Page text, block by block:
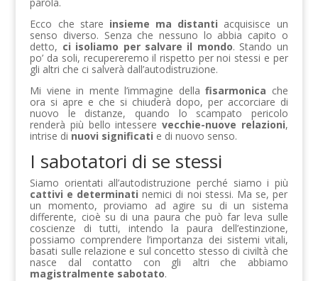
Ecco che stare insieme ma distanti acquisisce un
senso diverso. Senza che nessuno lo abbia capito o
detto, ci isoliamo per salvare il mondo. Stando un
po’ da soli, recupereremo il rispetto per noi stessi e per
gli altri che ci salverà dall’autodistruzione.
Mi viene in mente l’immagine dellafisarmonica che
ora si apre e che si chiuderà dopo, per accorciare di
nuovo le distanze, quando lo scampato pericolo
renderà più bello intessere vecchie-nuove relazioni,
intrise dinuovi significati e di nuovo senso.
I sabotatori di se stessi
Siamo orientati all’autodistruzione perché siamo i più
cattivi e determinati nemici di noi stessi. Ma se, per
un momento, proviamo ad agire su di un sistema
differente, cioè su di una paura che può far leva sulle
coscienze di tutti, intendo la paura dell’estinzione,
possiamo comprendere l’importanza dei sistemi vitali,
basati sulle relazione e sul concetto stesso di civiltà che
nasce dal contatto con gli altri che abbiamo
magistralmente sabotato.